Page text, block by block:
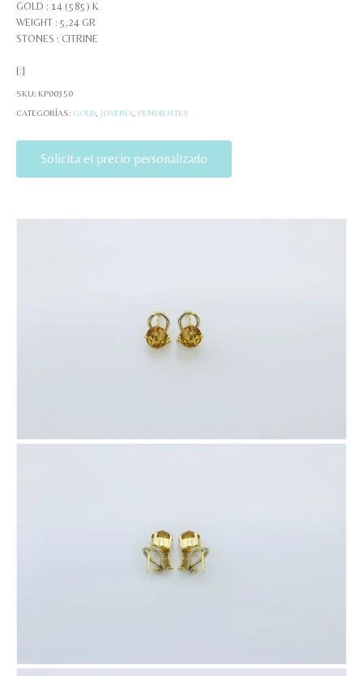
GOLD : 14 (585) K
WEIGHT : 5,24 GR
STONES : CITRINE
[:]
SKU: KP00350
CATEGORÍAS: GOLD JOYERÍA PENDIENTES
Solicita el precio personalizado